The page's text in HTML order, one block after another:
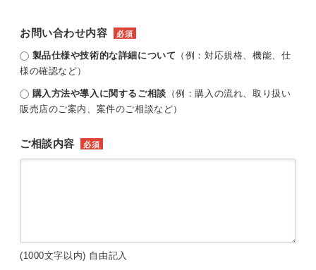
お問い合わせ内容 必須
製品仕様や技術的な詳細について （例：対応規格、機能、仕
様の確認など）
購入方法や導入に関するご相談 （例：購入の流れ、取り扱い
販売店のご案内、案件のご相談など）
ご相談内容 必須
(1000文字以内) 自由記入